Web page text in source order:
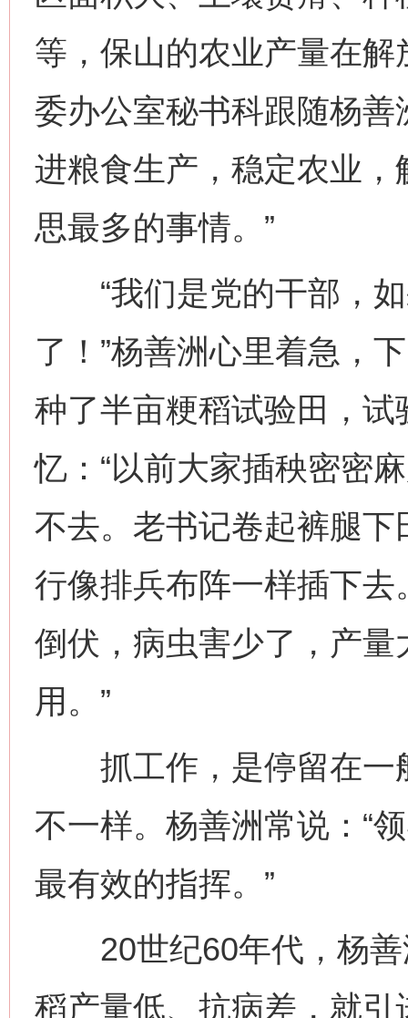
等，保山的农业产量在
委办公室秘书科跟随杨善
进粮食生产，稳定农业
思最多的事情。”
“我们是党的干部，如
了！”杨善洲心里着急，
种了半亩粳稻试验田，试
忆：“以前大家插秧密密
不去。老书记卷起裤腿
行像排兵布阵一样插下
倒伏，病虫害少了，产
用。”
抓工作，是停留在一
不一样。杨善洲常说：“
最有效的指挥。”
20世纪60年代，杨善
稻产量低、抗病差，就引